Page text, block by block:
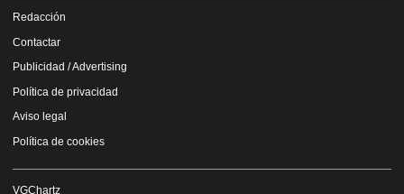
Redacción
Contactar
Publicidad / Advertising
Política de privacidad
Aviso legal
Política de cookies
VGChartz